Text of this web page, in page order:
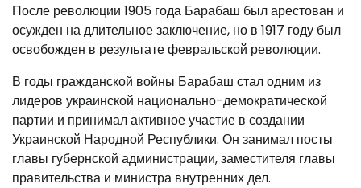
После революции 1905 года Барабаш был арестован и
осужден на длительное заключение, но в 1917 году был
освобожден в результате февральской революции.
В годы гражданской войны Барабаш стал одним из
лидеров украинской национально-демократической
партии и принимал активное участие в создании
Украинской Народной Республики. Он занимал посты
главы губернской администрации, заместителя главы
правительства и министра внутренних дел.